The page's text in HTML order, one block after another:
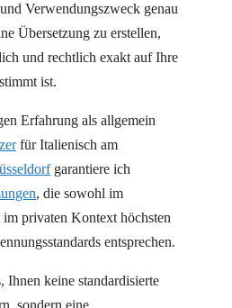
Verwendungszweck genau
Übersetzung zu erstellen,
und rechtlich exakt auf Ihre
ist.
Erfahrung als allgemein
für Italienisch am
garantiere ich
, die sowohl im
privaten Kontext höchsten
entsprechen.
Ihnen keine standardisierte